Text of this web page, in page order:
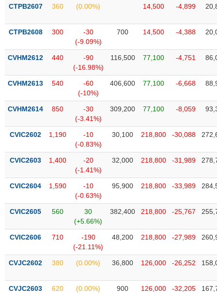
CTPB2607 360 (0.00%) 14,500 -4,899
CTPB2608 300
-30
(-9.09%)
700 14,500 -4,388
CVHM2612 440
-90
(-16.98%)
116,500 77,100 -4,751
CVHM2613 540
-60
(-10%)
406,600 77,100 -6,668
CVHM2614 850
-30
(-3.41%)
309,200 77,100 -8,059
CVIC2602 1,190
-10
(-0.83%)
30,100 218,800 -30,088
CVIC2603 1,400
-20
(-1.41%)
32,000 218,800 -31,989
CVIC2604 1,590
-10
(-0.63%)
95,900 218,800 -33,989
CVIC2605 560
30
(+5.66%)
382,400 218,800 -25,767
CVIC2606 710
-190
(-21.11%)
48,200 218,800 -27,989
CVJC2602 380 (0.00%) 36,800 126,000 -26,252
CVJC2603 620 (0.00%) 900 126,000 -32,205
ngữ
(-)
Dịch
(-)
Đào
chính
Công
cụ
tư